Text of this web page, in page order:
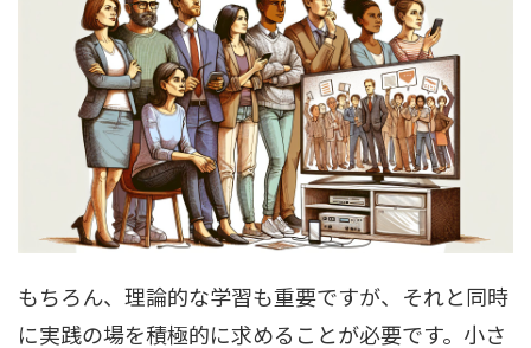
もちろん、理論的な学習も重要ですが、それと同時
に実践の場を積極的に求めることが必要です。小さ